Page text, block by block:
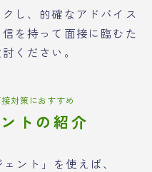
し、的確なアドバイス
を持って面接に臨むた
ください。
対策におすすめ
トの紹介
ント」を使えば、